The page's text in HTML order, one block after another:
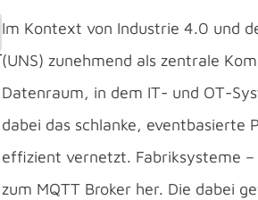
Im Kontext von Industrie 4.0 und
(UNS) zunehmend als zentrale
Datenraum, in dem IT- und OT-
dabei das schlanke, eventbasierte
effizient vernetzt. Fabriksysteme –
zum MQTT Broker her. Die dabei